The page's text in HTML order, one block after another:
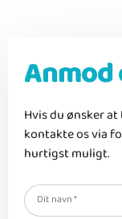
Hvis du ønsker
kontakte os via
hurtigst muligt.